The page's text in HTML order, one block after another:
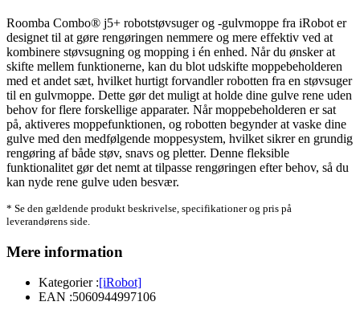
Roomba Combo® j5+ robotstøvsuger og -gulvmoppe fra iRobot er
designet til at gøre rengøringen nemmere og mere effektiv ved at
kombinere støvsugning og mopping i én enhed. Når du ønsker at
skifte mellem funktionerne, kan du blot udskifte moppebeholderen
med et andet sæt, hvilket hurtigt forvandler robotten fra en støvsuger
til en gulvmoppe. Dette gør det muligt at holde dine gulve rene uden
behov for flere forskellige apparater. Når moppebeholderen er sat
på, aktiveres moppefunktionen, og robotten begynder at vaske dine
gulve med den medfølgende moppesystem, hvilket sikrer en grundig
rengøring af både støv, snavs og pletter. Denne fleksible
funktionalitet gør det nemt at tilpasse rengøringen efter behov, så du
kan nyde rene gulve uden besvær.
* Se den gældende produkt beskrivelse, specifikationer og pris på
leverandørens side.
Mere information
Kategorier :[iRobot]
EAN :5060944997106